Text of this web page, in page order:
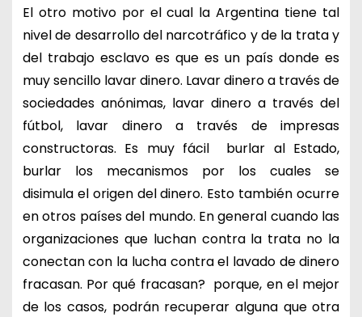
El otro motivo por el cual la Argentina tiene tal
nivel de desarrollo del narcotráfico y de la trata y
del trabajo esclavo es que es un país donde es
muy sencillo lavar dinero. Lavar dinero a través de
sociedades anónimas, lavar dinero a través del
fútbol, lavar dinero a través de impresas
constructoras. Es muy fácil burlar al Estado,
burlar los mecanismos por los cuales se
disimula el origen del dinero. Esto también ocurre
en otros países del mundo. En general cuando las
organizaciones que luchan contra la trata no la
conectan con la lucha contra el lavado de dinero
fracasan. Por qué fracasan? porque, en el mejor
de los casos, podrán recuperar alguna que otra